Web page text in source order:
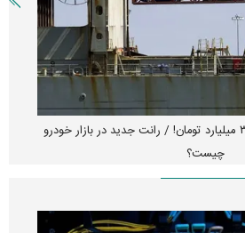
امتیاز واردات خودرو ۳ میلیارد تومان! / رانت جدید در بازار خودرو
چیست؟